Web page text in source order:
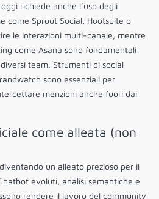
richiede anche l’uso degli
come Sprout Social, Hootsuite o
le interazioni multi-canale, mentre
come Asana sono fondamentali
team. Strumenti di social
sono essenziali per
menzioni anche fuori dai
come alleata (non
un alleato prezioso per il
evoluti, analisi semantiche e
rendere il lavoro del community